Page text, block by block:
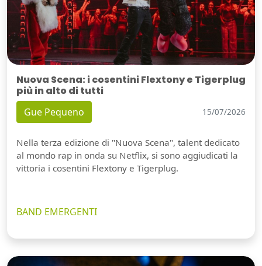
Nuova Scena: i cosentini Flextony e Tigerplug
più in alto di tutti
Gue Pequeno 15/07/2026
Nella terza edizione di "Nuova Scena", talent dedicato
al mondo rap in onda su Netflix, si sono aggiudicati la
vittoria i cosentini Flextony e Tigerplug.
BAND EMERGENTI